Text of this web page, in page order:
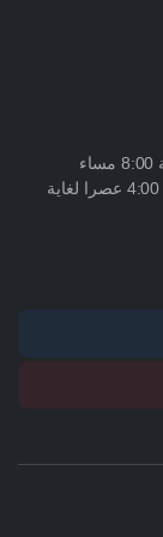
فقط المركز الرئيسي المقابلين من الساعة 4:00 عصرا لغاية